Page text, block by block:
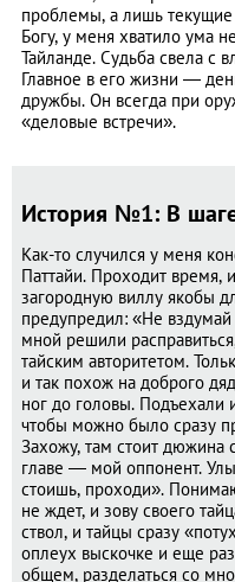
проблемы, а лишь
Богу, у меня хватило ума
Тайланде. Судьба свела с
Главное в его жизни —
дружбы. Он всегда при
«деловые встречи».
История №1: В
Как-то случился у меня
Паттайи. Проходит время,
загородную виллу якобы
предупредил: «Не вздумай
мной решили
тайским авторитетом.
и так похож на доброго
ног до головы. Подъехали
чтобы можно было сразу
Захожу, там стоит дюжина
главе ― мой оппонент.
стоишь, проходи».
не ждет, и зову своего
ствол, и тайцы сразу
оплеух выскочке и еще
общем, разделаться со